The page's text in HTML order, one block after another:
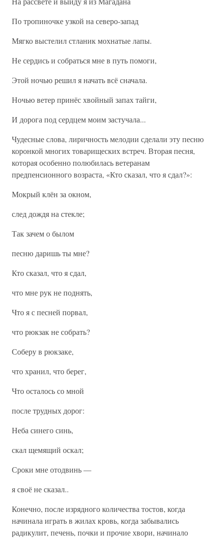
По тропиночке узкой на северо-запад
Мягко выстелил стланик мохнатые лапы.
Не сердись и собраться мне в путь помоги,
Этой ночью решил я начать всё сначала.
Ночью ветер принёс хвойный запах тайги,
И дорога под сердцем моим застучала...
Чудесные слова, лиричность мелодии сделали эту песню
коронкой многих товарищеских встреч. Вторая песня,
которая особенно полюбилась ветеранам
предпенсионного возраста, «Кто сказал, что я сдал?»:
Мокрый клён за окном,
след дождя на стекле;
Так зачем о былом
песню даришь ты мне?
Кто сказал, что я сдал,
что мне рук не поднять,
Что я с песней порвал,
что рюкзак не собрать?
Соберу в рюкзаке,
что хранил, что берег,
Что осталось со мной
после трудных дорог:
Неба синего синь,
скал щемящий оскал;
Сроки мне отодвинь —
я своё не сказал..
Конечно, после изрядного количества тостов, когда
начинала играть в жилах кровь, когда забывались
радикулит, печень, почки и прочие хвори, начинало